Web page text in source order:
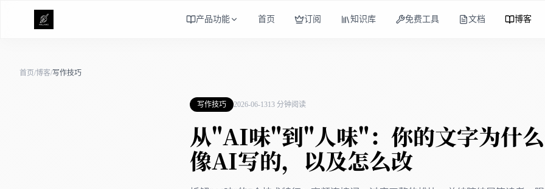
产品功能 首页 订阅 知识库 免费工具 文档 博客
首页/博客/写作技巧
写作技巧 2026-06-1313 分钟阅读
从"AI味"到"人味"：你的文字为什
像AI写的，以及怎么改